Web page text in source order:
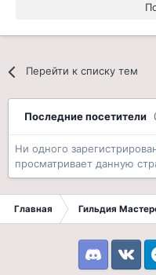
Перейти к списку тем
Последние посетители
Ни одного
просматривает данную
Главная Гильдия
DiscordVK